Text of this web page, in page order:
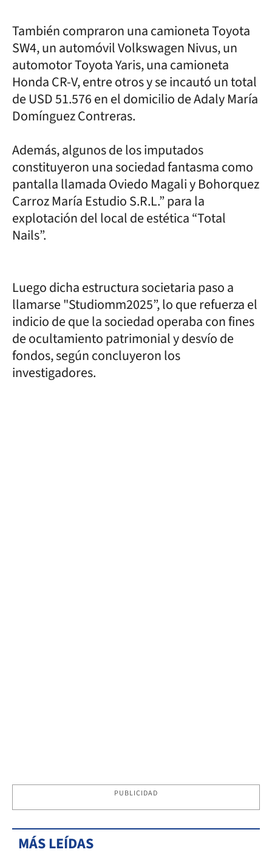
También compraron una camioneta Toyota
SW4, un automóvil Volkswagen Nivus, un
automotor Toyota Yaris, una camioneta
Honda CR-V, entre otros y se incautó un total
de USD 51.576 en el domicilio de Adaly María
Domínguez Contreras.
Además, algunos de los imputados
constituyeron una sociedad fantasma como
pantalla llamada Oviedo Magali y Bohorquez
Carroz María Estudio S.R.L.” para la
explotación del local de estética “Total
Nails”.
Luego dicha estructura societaria paso a
llamarse "Studiomm2025”, lo que refuerza el
indicio de que la sociedad operaba con fines
de ocultamiento patrimonial y desvío de
fondos, según concluyeron los
investigadores.
PUBLICIDAD
MÁS LEÍDAS